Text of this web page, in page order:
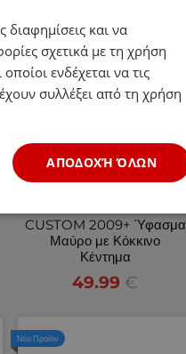
CUSTOM 2009+ Ύφασμα
Μαύρο με Κόκκινο
Κέντημα
49.99 €
Νέο Προϊόν
διαφημίσεις και να
σχετικά με τη χρήση
ενδέχεται να τις
συλλέξει από τη χρήση
ΑΠΟΔΟΧΉ ΌΛΩΝ